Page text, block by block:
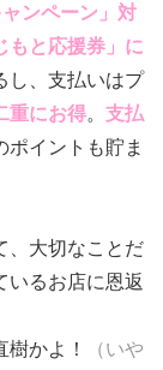
ンペーン」対
もと応援券」に
し、支払いはプ
重にお得。 支払
ポイントも貯ま
、大切なことだ
いるお店に恩返
かよ！
（いや